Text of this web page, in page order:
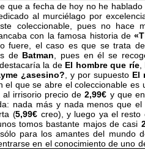
que a fecha de hoy no he
al murciélago por
coleccionable, pues no
con la famosa historia de
fuere, el caso es que se trata
de Batman , pues en él se
la de El hombre que ríe,
¿asesino? , y por supuesto El
el que se abre el coleccionable
al irrisorio precio de2,99€ y que
nada más y nada menos que el
(5,99€ creo), y luego ya el
tomos bastante majos de casi
para los amantes del mundo
en el conocimiento de uno